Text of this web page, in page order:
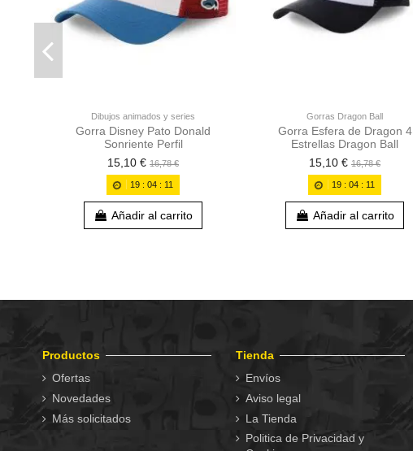
Dibujos animados y series
Gorra Disney Pato Donald
Sonriente Perfil
15,10 € 16,78 €
19: 04: 10
Añadir al carrito
Gorras Dragon Ball
Gorra Esfera de Dragon 4
Estrellas Dragon Ball
15,10 € 16,78 €
19: 04: 10
Añadir al carrito
Productos
Ofertas
Novedades
Más solicitados
Tienda
Envíos
Aviso legal
La Tienda
Politica de Privacidad y